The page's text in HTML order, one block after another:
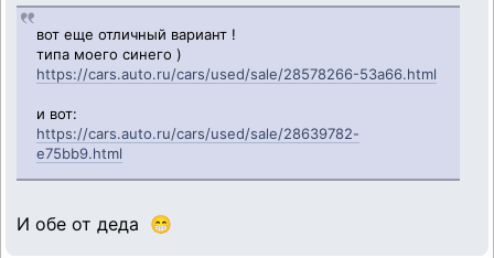
вот еще отличный вариант !
типа моего синего )
https://cars.auto.ru/cars/used/sale/28578266-53a66.html
и вот:
https://cars.auto.ru/cars/used/sale/28639782-
e75bb9.html
И обе от деда 😁